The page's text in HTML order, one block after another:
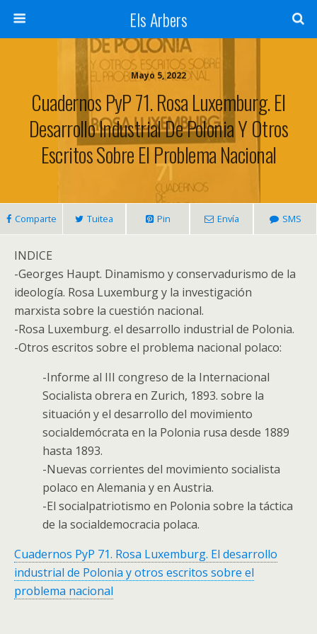
Els Arbers
Mayo 5, 2022
Cuadernos PyP 71. Rosa Luxemburg. El
Desarrollo Industrial De Polonia Y Otros
Escritos Sobre El Problema Nacional
Comparte Tuitea Pin Envía SMS
INDICE
-Georges Haupt. Dinamismo y conservadurismo de la
ideología. Rosa Luxemburg y la investigación
marxista sobre la cuestión nacional.
-Rosa Luxemburg. el desarrollo industrial de Polonia.
-Otros escritos sobre el problema nacional polaco:
-Informe al III congreso de la Internacional
Socialista obrera en Zurich, 1893. sobre la
situación y el desarrollo del movimiento
socialdemócrata en la Polonia rusa desde 1889
hasta 1893.
-Nuevas corrientes del movimiento socialista
polaco en Alemania y en Austria.
-El socialpatriotismo en Polonia sobre la táctica
de la socialdemocracia polaca.
Cuadernos PyP 71. Rosa Luxemburg. El desarrollo
industrial de Polonia y otros escritos sobre el
problema nacional